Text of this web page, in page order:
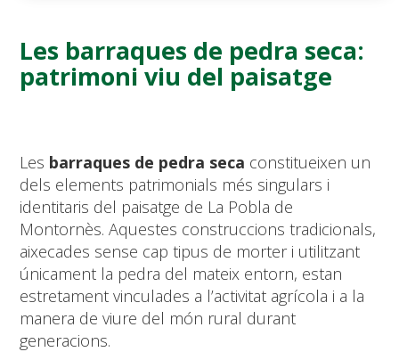
Les barraques de pedra seca:
patrimoni viu del paisatge
Les barraques de pedra seca constitueixen un
dels elements patrimonials més singulars i
identitaris del paisatge de La Pobla de
Montornès. Aquestes construccions tradicionals,
aixecades sense cap tipus de morter i utilitzant
únicament la pedra del mateix entorn, estan
estretament vinculades a l’activitat agrícola i a la
manera de viure del món rural durant
generacions.